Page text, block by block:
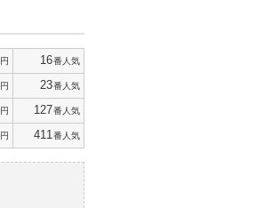
円 16番人気
円 23番人気
円 127番人気
円 411 番人気